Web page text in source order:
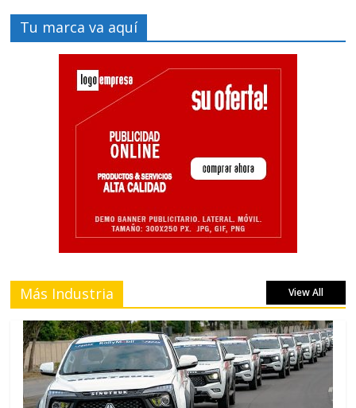
Tu marca va aquí
Más Industria View All